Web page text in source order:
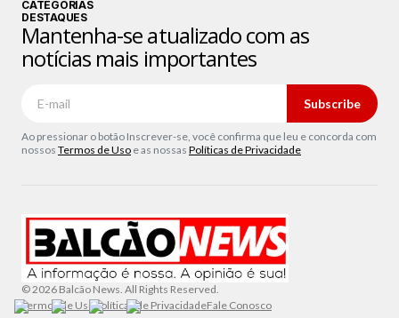
CATEGORIAS
DESTAQUES
Mantenha-se atualizado com as
notícias mais importantes
Subscribe
Ao pressionar o botão Inscrever-se, você confirma que leu e concorda com
nossos Termos de Uso e as nossas Políticas de Privacidade
© 2026 Balcão News. All Rights Reserved.
Termos de UsoPolíticas de PrivacidadeFale Conosco